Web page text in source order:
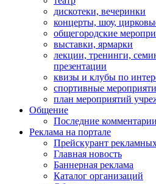
дискотеки, вечеринки
концерты, шоу,
общегородские
выставки, ярмарки
лекции, тренинги,
презентации
квизы и клубы по
спортивные
план мероприятий
Общение
Последние комментарии
Реклама на портале
Прейскурант
Главная новость
Баннерная реклама
Каталог организаций